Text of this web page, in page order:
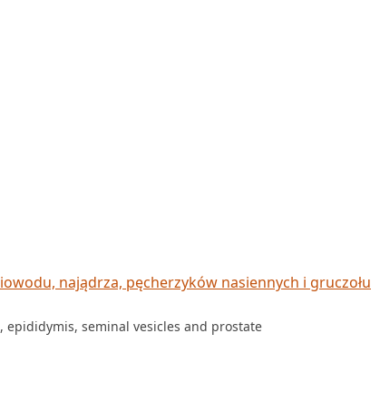
najądrza, pęcherzyków nasiennych i gruczołu
seminal vesicles and prostate